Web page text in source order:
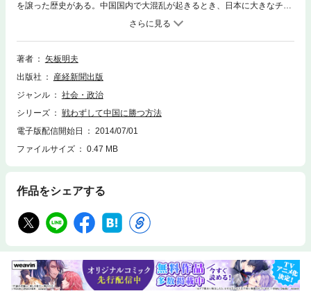
を譲った歴史がある。中国国内で大混乱が起きるとき、日本に大きなチャ
ンスがやってくる。自壊のサインは中国人の本音にあり。中国の勇ましい
「尖閣主戦論」が吹っ飛ぶ彼らの急所！
著者
矢板明夫
出版社
産経新聞出版
ジャンル
社会・政治
シリーズ
戦わずして中国に勝つ方法
電子版配信開始日
2014/07/01
ファイルサイズ
0.47 MB
作品をシェアする